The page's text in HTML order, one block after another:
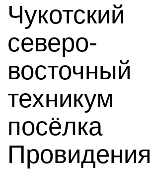
Чукотский
северо-
восточный
техникум
посёлка
Провидения